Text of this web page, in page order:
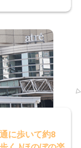
に歩いて約8